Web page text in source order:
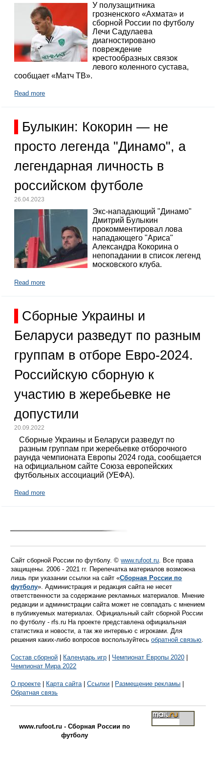
У полузащитника
грозненского «Ахмата» и
сборной России по футболу
Лечи Садулаева
диагностировано
повреждение
крестообразных связок
левого коленного сустава,
сообщает «Матч ТВ».
Read more
Булыкин: Кокорин — не
просто легенда "Динамо", а
легендарная личность в
российском футболе
26.04.2023
Экс-нападающий "Динамо"
Дмитрий Булыкин
прокомментировал лова
нападающего "Ариса"
Александра Кокорина о
непопадании в список легенд
московского клуба.
Read more
Сборные Украины и
Беларуси разведут по разным
группам в отборе Евро-2024.
Российскую сборную к
участию в жеребьевке не
допустили
20.09.2022
Сборные Украины и Беларуси разведут по
разным группам при жеребьевке отборочного
раунда чемпионата Европы 2024 года, сообщается
на официальном сайте Союза европейских
футбольных ассоциаций (УЕФА).
Read more
Сайт сборной России по футболу. ©www.rufoot.ru. Все права
защищены. 2006 - 2021 гг. Перепечатка материалов возможна
лишь при указании ссылки на сайт «Сборная России по
футболу». Администрация и редакция сайта не несет
ответственности за содержание рекламных материалов. Мнение
редакции и администрации сайта может не совпадать с мнением
в публикуемых материалах. Официальный сайт сборной России
по футболу - rfs.ru На проекте представлена официальная
статистика и новости, а так же интервью с игроками. Для
решения каких-либо вопросов воспользуйтесьобратной связью.
Состав сборной Календарь игр Чемпионат Европы 2020
Чемпионат Мира 2022
О проекте Карта сайта|Ссылки Размещение рекламы
Обратная связь
www.rufoot.ru - Сборная России по
футболу